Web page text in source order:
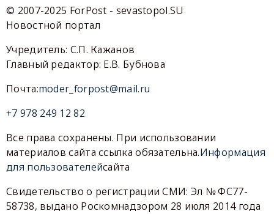
© 2007-2025 ForPost - sevastopol.SU
Новостной портал
Учредитель: С.П. Кажанов
Главный редактор: Е.В. Бубнова
Почта:moder_forpost@mail.ru
+7 978 249 12 82
Все права сохранены. При использовании
материалов сайта ссылка обязательна.Информация
для пользователейсайта
Свидетельство о регистрации СМИ: Эл № ФС77-
58738, выдано Роскомнадзором 28 июля 2014 года